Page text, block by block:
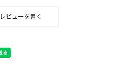
レビューを書く